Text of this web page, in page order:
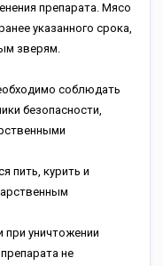
препарата. Мясо
указанного срока,
зверям.
соблюдать
безопасности,
пить, курить и
уничтожении
не